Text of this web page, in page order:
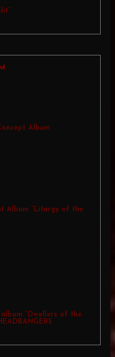
Album
Album “Liturgy of the
album “Dwellers of the